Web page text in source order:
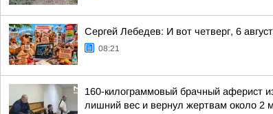
Сергей Лебедев: И вот четверг, 6
08:21
160-килограммовый брачный аферист
лишний вес и вернул жертвам около 2